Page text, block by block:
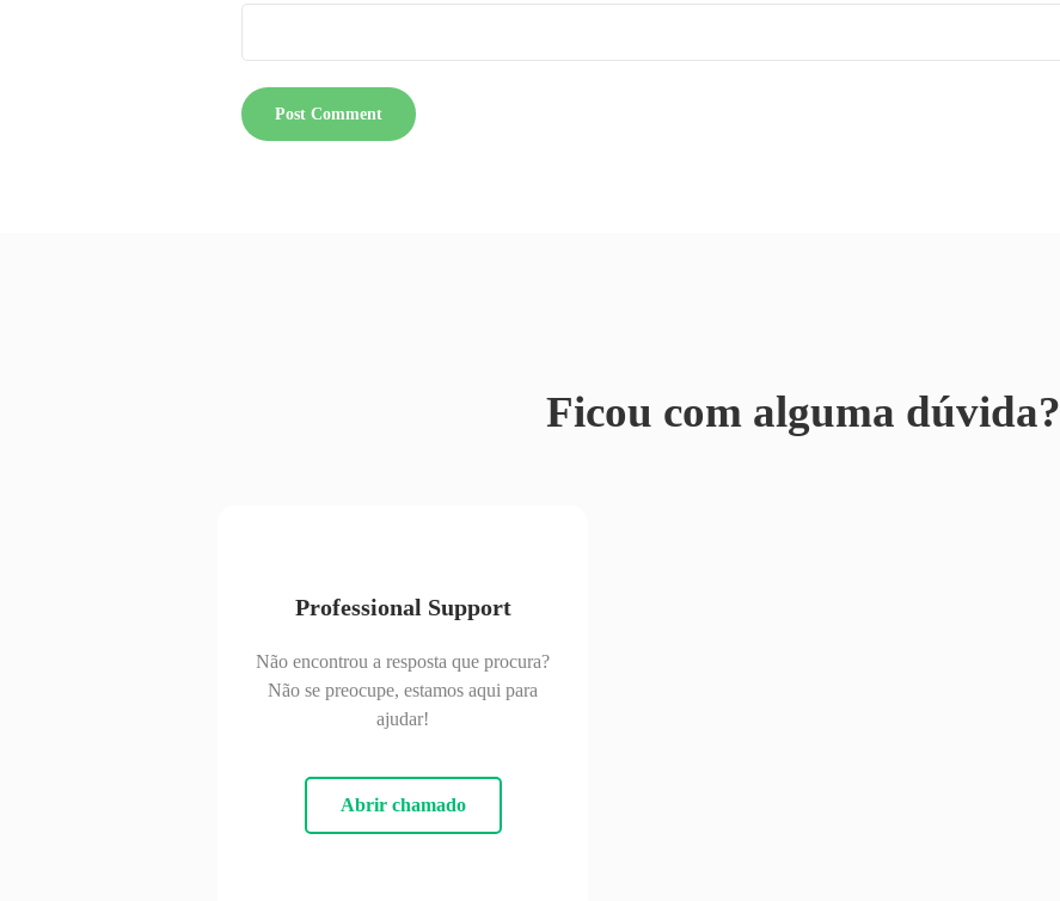
Ficou com alguma dúvida?
Professional Support
Não encontrou a resposta que procura?
Não se preocupe, estamos aqui para
ajudar!
Abrir chamado